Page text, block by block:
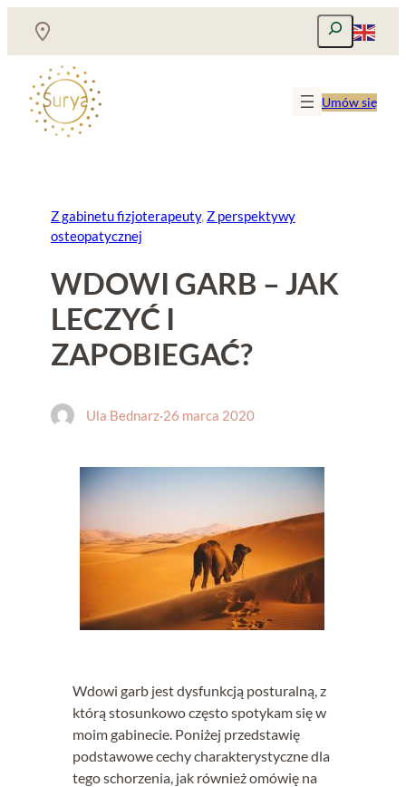
treści
Szukaj
Umów się
Z gabinetu fizjoterapeuty, Z perspektywy
osteopatycznej
WDOWI GARB – JAK
LECZYĆ I
ZAPOBIEGAĆ?
Ula Bednarz·26 marca 2020
Wdowi garb jest dysfunkcją posturalną, z
którą stosunkowo często spotykam się w
moim gabinecie. Poniżej przedstawię
podstawowe cechy charakterystyczne dla
tego schorzenia, jak również omówię na